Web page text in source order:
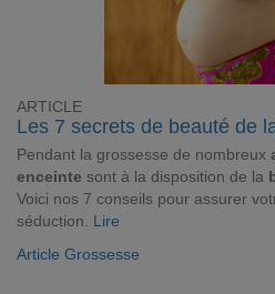
ARTICLE
Les 7 secrets de beauté de
Pendant la grossesse de nombreux
enceinte sont à la disposition de la
Voici nos 7 conseils pour assurer
séduction. Lire
Article Grossesse